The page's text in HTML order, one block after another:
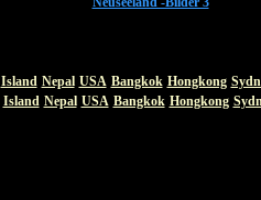
Island Nepal USA Bangkok Hongkong
Island Nepal USA Bangkok Hongkong